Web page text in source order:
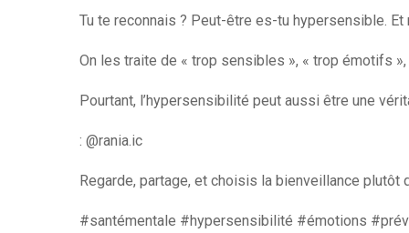
Tu te reconnais ? Peut-être es-tu hypersensible. Et
On les traite de « trop sensibles », « trop émotifs
Pourtant, l’hypersensibilité peut aussi être une
: @rania.ic
Regarde, partage, et choisis la bienveillance plutôt
#santémentale #hypersensibilité #émotions